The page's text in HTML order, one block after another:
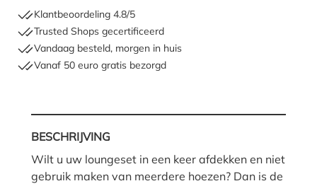
Klantbeoordeling 4.8/5
Trusted Shops gecertificeerd
Vandaag besteld, morgen in huis
Vanaf 50 euro gratis bezorgd
BESCHRIJVING
Wilt u uw loungeset in een keer afdekken en niet
gebruik maken van meerdere hoezen? Dan is de